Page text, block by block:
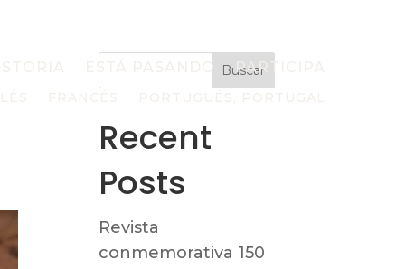
PARTICIPA
Buscar
Recent
Posts
Revista
conmemorativa 150